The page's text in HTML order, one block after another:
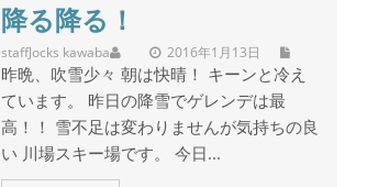
降る降る！
staff 2016年1月13日
Jocks kawaba
昨晩、吹雪少々 朝は快晴！ キーンと冷え
ています。 昨日の降雪でゲレンデは最
高！！ 雪不足は変わりませんが気持ちの良
い 川場スキー場です。 今日...